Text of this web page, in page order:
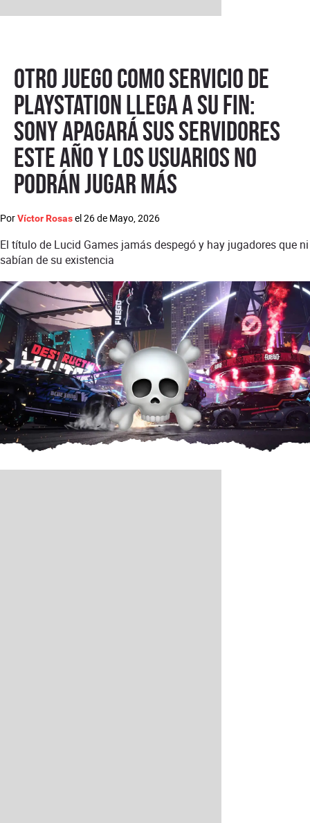
Otro juego como servicio de
PlayStation llega a su fin:
Sony apagará sus servidores
este año y los usuarios no
podrán jugar más
PorVíctor Rosasel26 de Mayo, 2026
El título de Lucid Games jamás despegó y hay jugadores que ni
sabían de su existencia